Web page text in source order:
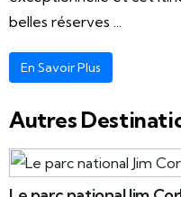
belles réserves ...
En Savoir Plus
Autres